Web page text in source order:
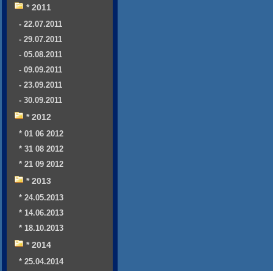
* 2011
- 22.07.2011
- 29.07.2011
- 05.08.2011
- 09.09.2011
- 23.09.2011
- 30.09.2011
* 2012
* 01 06 2012
* 31 08 2012
* 21 09 2012
* 2013
* 24.05.2013
* 14.06.2013
* 18.10.2013
* 2014
* 25.04.2014